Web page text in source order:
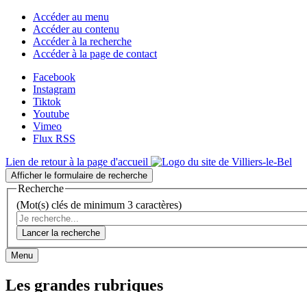
Accéder au menu
Accéder au contenu
Accéder à la recherche
Accéder à la page de contact
Facebook
Instagram
Tiktok
Youtube
Vimeo
Flux RSS
Lien de retour à la page d'accueil
Afficher le formulaire de recherche
Recherche
(Mot(s) clés de minimum 3 caractères)
Lancer la recherche
Menu
Les grandes rubriques